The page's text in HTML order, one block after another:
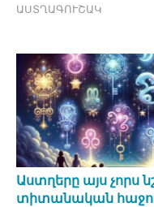
ԱՍՏՂԱԳՈՒՇԱԿ
Աստղերը այս չորս
տիտանական